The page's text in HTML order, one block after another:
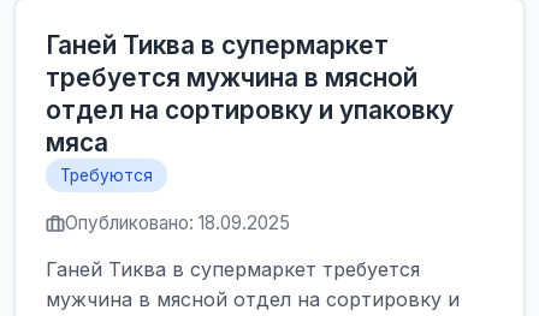
Ганей Тиква в супермаркет
требуется мужчина в мясной
отдел на сортировку и упаковку
мяса
Требуются
Опубликовано: 18.09.2025
Ганей Тиква в супермаркет требуется
мужчина в мясной отдел на сортировку и